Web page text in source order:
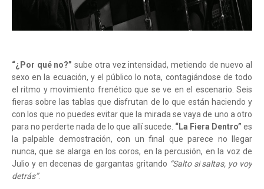
“¿Por qué no?” sube otra vez intensidad, metiendo de nuevo al
sexo en la ecuación, y el público lo nota, contagiándose de todo
el ritmo y movimiento frenético que se ve en el escenario. Seis
fieras sobre las tablas que disfrutan de lo que están haciendo y
con los que no puedes evitar que la mirada se vaya de uno a otro
para no perderte nada de lo que allí sucede. “La Fiera Dentro” es
la palpable demostración, con un final que parece no llegar
nunca, que se alarga en los coros, en la percusión, en la voz de
Julio y en decenas de gargantas gritando “Salto si saltas, yo voy
detrás”.